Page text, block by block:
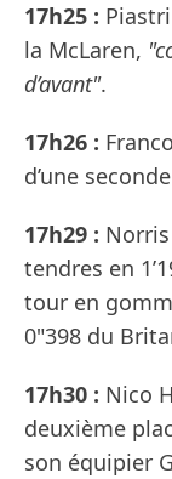
17h25 :
la McLaren,
d’avant".
17h26 :
d’une
17h29 :
tendres en
tour en
0"398 du
17h30 : Nico
deuxième
son équipier